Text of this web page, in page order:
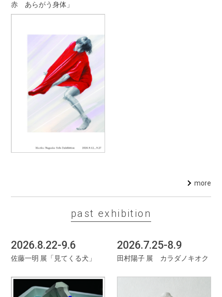
赤 あらがう身体」
more
past exhibition
2026.8.22-9.6
佐藤一明 展「見てくる犬」
2026.7.25-8.9
田村陽子 展 カラダノキオク